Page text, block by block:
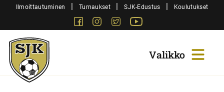
SiirryIlmoittautuminen | Turnaukset | SJK-Edustus | Koulutukset
FacebookInstagram
Twitter
Sjk-
Juniorit